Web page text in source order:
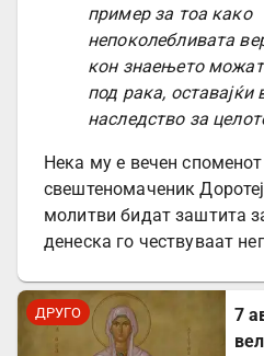
пример за тоа како
непоколебливата
кон знаењето
под рака, оставајќи
наследство за
Нека му е вечен
свештеномаченик
молитви бидат заштита
денеска го чествуваат
ДРУГО
7